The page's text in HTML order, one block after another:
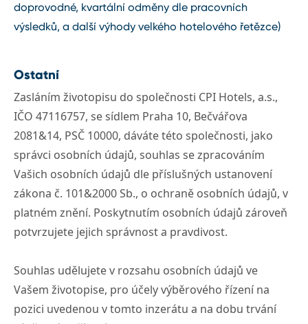
doprovodné, kvartální odměny dle pracovních
výsledků, a další výhody velkého hotelového řetězce)
Ostatní
Zasláním životopisu do společnosti CPI Hotels, a.s.,
IČO 47116757, se sídlem Praha 10, Bečvářova
2081&14, PSČ 10000, dáváte této společnosti, jako
správci osobních údajů, souhlas se zpracováním
Vašich osobních údajů dle příslušných ustanovení
zákona č. 101&2000 Sb., o ochraně osobních údajů, v
platném znění. Poskytnutím osobních údajů zároveň
potvrzujete jejich správnost a pravdivost.
Souhlas udělujete v rozsahu osobních údajů ve
Vašem životopise, pro účely výběrového řízení na
pozici uvedenou v tomto inzerátu a na dobu trvání